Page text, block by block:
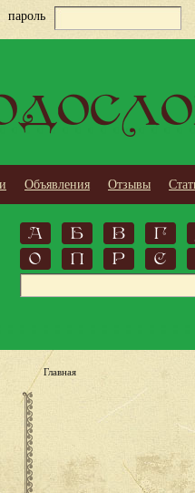
пароль
Объявления Отзывы
А Б В
Г
О
П Р С
Главная